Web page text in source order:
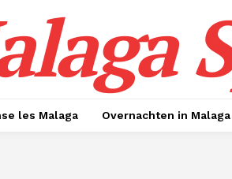
les Malaga Overnachten in Malaga